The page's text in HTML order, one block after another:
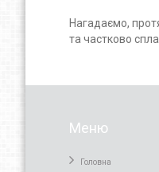
Нагадаємо,
та частково
Меню
Головна